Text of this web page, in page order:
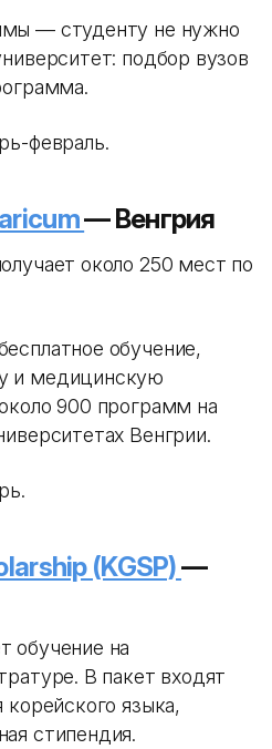
— студенту не нужно
подбор вузов
февраль.
— Венгрия
около 250 мест по
обучение,
и медицинскую
900 программ на
Венгрии.
(KGSP)—
обучение на
В пакет входят
корейского языка,
стипендия.